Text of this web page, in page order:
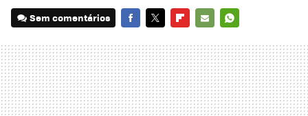
Sem comentários
MAIL